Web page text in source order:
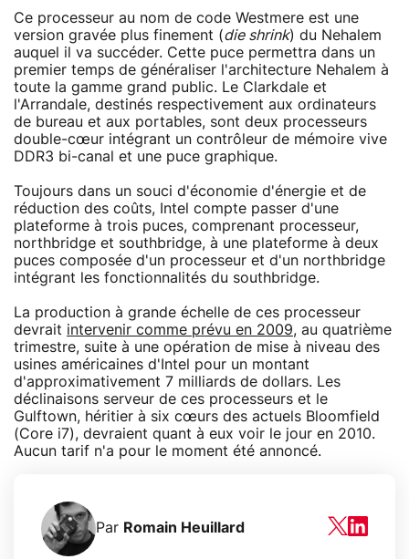
Ce processeur au nom de code Westmere est une
version gravée plus finement (die shrink) du Nehalem
auquel il va succéder. Cette puce permettra dans un
premier temps de généraliser l'architecture Nehalem à
toute la gamme grand public. Le Clarkdale et
l'Arrandale, destinés respectivement aux ordinateurs
de bureau et aux portables, sont deux processeurs
double-cœur intégrant un contrôleur de mémoire vive
DDR3 bi-canal et une puce graphique.
Toujours dans un souci d'économie d'énergie et de
réduction des coûts, Intel compte passer d'une
plateforme à trois puces, comprenant processeur,
northbridge et southbridge, à une plateforme à deux
puces composée d'un processeur et d'un northbridge
intégrant les fonctionnalités du southbridge.
La production à grande échelle de ces processeur
devrait intervenir comme prévu en 2009, au quatrième
trimestre, suite à une opération de mise à niveau des
usines américaines d'Intel pour un montant
d'approximativement 7 milliards de dollars. Les
déclinaisons serveur de ces processeurs et le
Gulftown, héritier à six cœurs des actuels Bloomfield
(Core i7), devraient quant à eux voir le jour en 2010.
Aucun tarif n'a pour le moment été annoncé.
Par Romain Heuillard